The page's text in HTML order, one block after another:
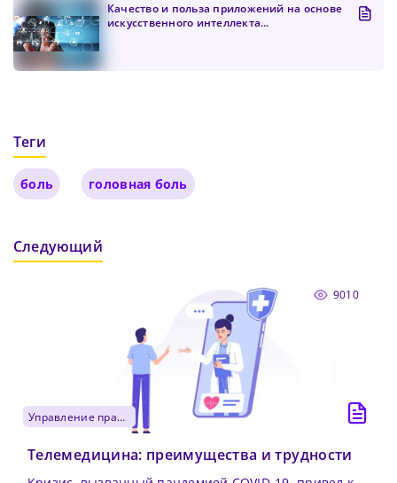
Качество и польза приложений на основе
искусственного интеллекта...
Теги
боль головная боль
Следующий
9010
управление практикой
Телемедицина: преимущества и трудности